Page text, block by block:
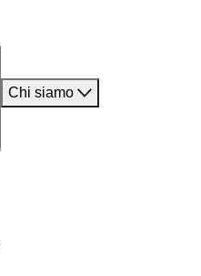
Chi siamo